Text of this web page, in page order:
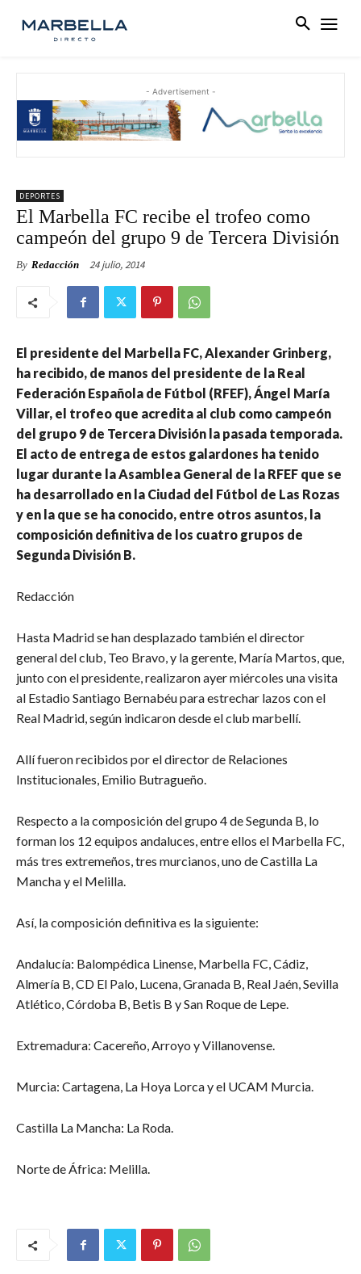
- Advertisement -
DEPORTES
El Marbella FC recibe el trofeo como
campeón del grupo 9 de Tercera División
By Redacción 24 julio, 2014
El presidente del Marbella FC, Alexander Grinberg,
ha recibido, de manos del presidente de la Real
Federación Española de Fútbol (RFEF), Ángel María
Villar, el trofeo que acredita al club como campeón
del grupo 9 de Tercera División la pasada temporada.
El acto de entrega de estos galardones ha tenido
lugar durante la Asamblea General de la RFEF que se
ha desarrollado en la Ciudad del Fútbol de Las Rozas
y en la que se ha conocido, entre otros asuntos, la
composición definitiva de los cuatro grupos de
Segunda División B.
Redacción
Hasta Madrid se han desplazado también el director
general del club, Teo Bravo, y la gerente, María Martos, que,
junto con el presidente, realizaron ayer miércoles una visita
al Estadio Santiago Bernabéu para estrechar lazos con el
Real Madrid, según indicaron desde el club marbellí.
Allí fueron recibidos por el director de Relaciones
Institucionales, Emilio Butragueño.
Respecto a la composición del grupo 4 de Segunda B, lo
forman los 12 equipos andaluces, entre ellos el Marbella FC,
más tres extremeños, tres murcianos, uno de Castilla La
Mancha y el Melilla.
Así, la composición definitiva es la siguiente:
Andalucía: Balompédica Linense, Marbella FC, Cádiz,
Almería B, CD El Palo, Lucena, Granada B, Real Jaén, Sevilla
Atlético, Córdoba B, Betis B y San Roque de Lepe.
Extremadura: Cacereño, Arroyo y Villanovense.
Murcia: Cartagena, La Hoya Lorca y el UCAM Murcia.
Castilla La Mancha: La Roda.
Norte de África: Melilla.